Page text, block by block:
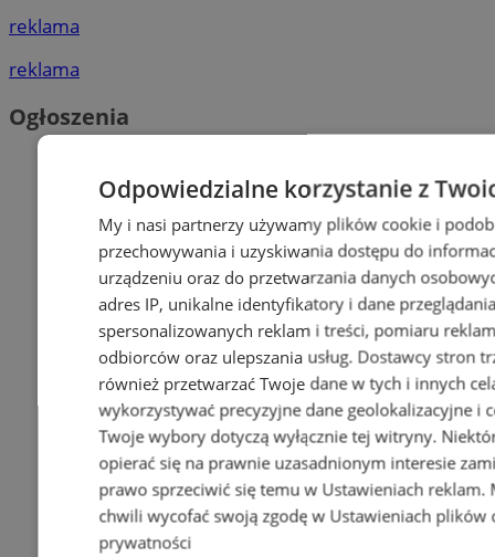
reklama
reklama
Ogłoszenia
Odpowiedzialne korzystanie z
My i nasi partnerzy używamy plików cookie i
przechowywania i uzyskiwania dostępu do
urządzeniu oraz do przetwarzania danych
adres IP, unikalne identyfikatory i dane
spersonalizowanych reklam i treści, pomiaru
odbiorców oraz ulepszania usług. Dostawcy stron
również przetwarzać Twoje dane w tych i innych
wykorzystywać precyzyjne dane geolokalizacyjne i
Twoje wybory dotyczą wyłącznie tej witryny.
opierać się na prawnie uzasadnionym interesie
prawo sprzeciwić się temu w Ustawieniach reklam.
chwili wycofać swoją zgodę w Ustawieniach plików
prywatności